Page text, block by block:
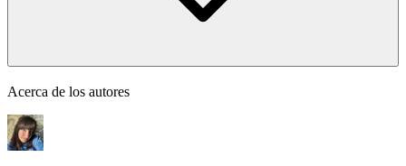
Acerca de los autores